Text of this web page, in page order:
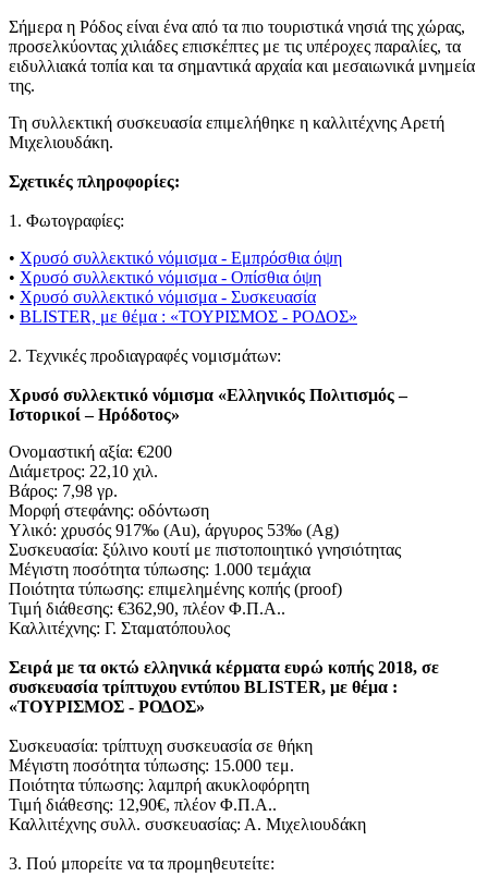
Σήμερα η Ρόδος είναι ένα από τα πιο τουριστικά νησιά της χώρας,
προσελκύοντας χιλιάδες επισκέπτες με τις υπέροχες παραλίες, τα
ειδυλλιακά τοπία και τα σημαντικά αρχαία και μεσαιωνικά μνημεία
της.
Τη συλλεκτική συσκευασία επιμελήθηκε η καλλιτέχνης Αρετή
Μιχελιουδάκη.
Σχετικές πληροφορίες:
1. Φωτογραφίες:
• Χρυσό συλλεκτικό νόμισμα - Εμπρόσθια όψη
• Χρυσό συλλεκτικό νόμισμα - Οπίσθια όψη
• Χρυσό συλλεκτικό νόμισμα - Συσκευασία
• BLISTER, με θέμα : «ΤΟΥΡΙΣΜΟΣ - ΡΟΔΟΣ»
2. Τεχνικές προδιαγραφές νομισμάτων:
Χρυσό συλλεκτικό νόμισμα «Ελληνικός Πολιτισμός –
Ιστορικοί – Ηρόδοτος»
Ονομαστική αξία: €200
Διάμετρος: 22,10 χιλ.
Βάρος: 7,98 γρ.
Μορφή στεφάνης: οδόντωση
Υλικό: χρυσός 917‰ (Au), άργυρος 53‰ (Ag)
Συσκευασία: ξύλινο κουτί με πιστοποιητικό γνησιότητας
Μέγιστη ποσότητα τύπωσης: 1.000 τεμάχια
Ποιότητα τύπωσης: επιμελημένης κοπής (proof)
Τιμή διάθεσης: €362,90, πλέον Φ.Π.Α..
Καλλιτέχνης: Γ. Σταματόπουλος
Σειρά με τα οκτώ ελληνικά κέρματα ευρώ κοπής 2018, σε
συσκευασία τρίπτυχου εντύπου BLISTER, με θέμα :
«ΤΟΥΡΙΣΜΟΣ - ΡΟΔΟΣ»
Συσκευασία: τρίπτυχη συσκευασία σε θήκη
Μέγιστη ποσότητα τύπωσης: 15.000 τεμ.
Ποιότητα τύπωσης: λαμπρή ακυκλοφόρητη
Τιμή διάθεσης: 12,90€, πλέον Φ.Π.Α..
Καλλιτέχνης συλλ. συσκευασίας: Α. Μιχελιουδάκη
3. Πού μπορείτε να τα προμηθευτείτε: